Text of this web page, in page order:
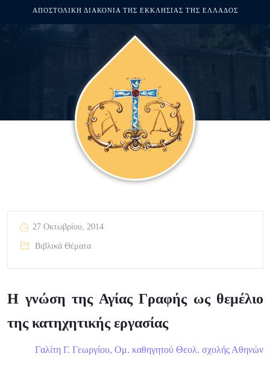
ΑΠΟΣΤΟΛΙΚΗ ΔΙΑΚΟΝΙΑ ΤΗΣ ΕΚΚΛΗΣΙΑΣ ΤΗΣ ΕΛΛΑΔΟΣ
27 Οκτωβρίου, 2014
Βιβλικά Θέματα
Η γνώση της Αγίας Γραφής ως θεμέλιο
της κατηχητικής εργασίας
Γαλίτη Γ. Γεωργίου, Ομ. καθηγητού Θεολ. σχολής Αθηνών